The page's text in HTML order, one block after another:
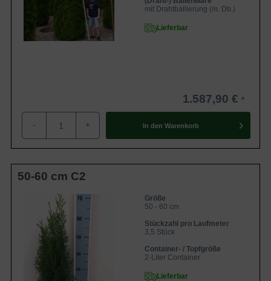
mit Drahtballierung (m. Db.)
Lieferbar
1.587,90 €
- + In den Warenkorb
50-60 cm C2
Größe
50 - 60 cm
Stückzahl pro Laufmeter
3,5 Stück
Container- / Topfgröße
2-Liter Container
Lieferbar